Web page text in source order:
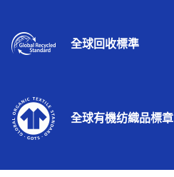
全球回收標準
全球有機纺織品標章